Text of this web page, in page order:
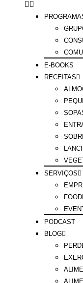
E-BOOKS
RECEITAS
SERVIÇOS
PODCAST
BLOG